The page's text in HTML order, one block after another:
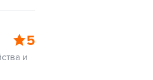
5
и